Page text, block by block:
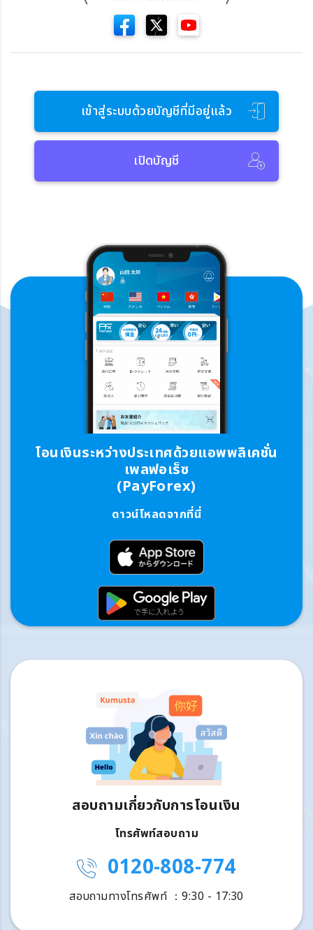
เข้าสู่ระบบด้วยบัญชีที่มีอยู่แล้ว
เปิดบัญชี
โอนเงินระหว่างประเทศด้วยแอพพลิเคชั่น
เพลฟอเร็ซ
(PayForex)
ดาวน์โหลดจากที่นี่
สอบถามเกี่ยวกับการโอนเงิน
โทรศัพท์สอบถาม
0120-808-774
สอบถามทางโทรศัพท์ ：9:30 - 17:30